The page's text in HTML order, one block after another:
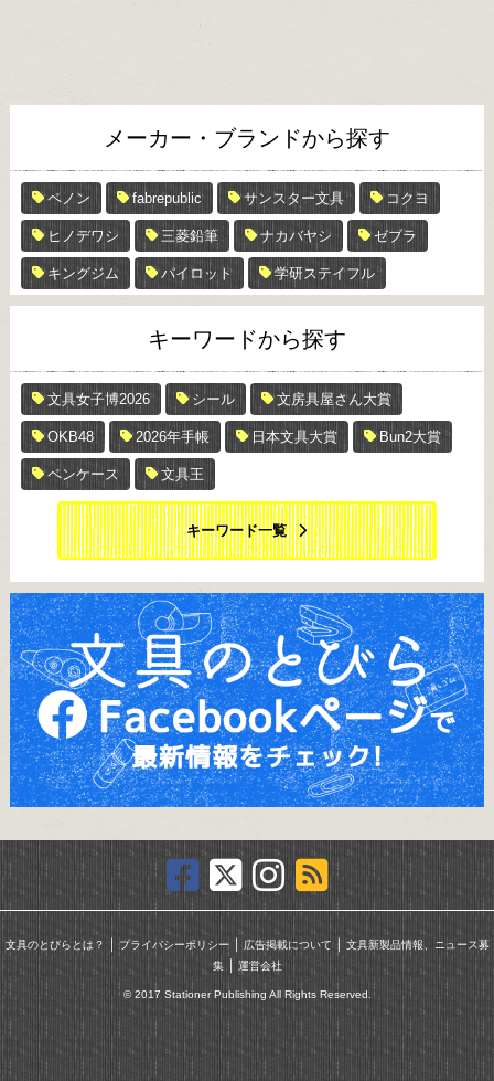
メーカー・ブランドから探す
ペノン fabrepublic サンスター文具 コクヨ
ヒノデワシ 三菱鉛筆 ナカバヤシ ゼブラ
キングジム パイロット 学研ステイフル
キーワードから探す
文具女子博2026 シール 文房具屋さん大賞
OKB48 2026年手帳 日本文具大賞 Bun2大賞
ペンケース 文具王
キーワード一覧
文具のとびらとは？ ｜ プライバシーポリシー｜ 広告掲載について ｜ 文具新製品情報、ニュース募
集｜ 運営会社
© 2017 Stationer Publishing All Rights Reserved.